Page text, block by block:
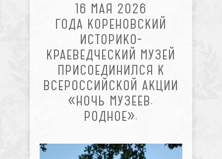
16 МАЯ 2026
ГОДА КОРЕНОВСКИЙ
ИСТОРИКО-
КРАЕВЕДЧЕСКИЙ МУЗЕЙ
ПРИСОЕДИНИЛСЯ К
ВСЕРОССИЙСКОЙ АКЦИИ
«НОЧЬ МУЗЕЕВ.
РОДНОЕ».